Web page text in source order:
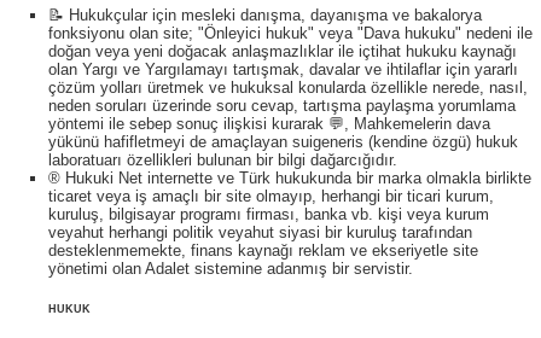
📝 Hukukçular için mesleki danışma, dayanışma ve bakalorya
fonksiyonu olan site; "Önleyici hukuk" veya "Dava hukuku" nedeni ile
doğan veya yeni doğacak anlaşmazlıklar ile içtihat hukuku kaynağı
olan Yargı ve Yargılamayı tartışmak, davalar ve ihtilaflar için yararlı
çözüm yolları üretmek ve hukuksal konularda özellikle nerede, nasıl,
neden soruları üzerinde soru cevap, tartışma paylaşma yorumlama
yöntemi ile sebep sonuç ilişkisi kurarak 💬, Mahkemelerin dava
yükünü hafifletmeyi de amaçlayan suigeneris (kendine özgü) hukuk
laboratuarı özellikleri bulunan bir bilgi dağarcığıdır.
® Hukuki Net internette ve Türk hukukunda bir marka olmakla birlikte
ticaret veya iş amaçlı bir site olmayıp, herhangi bir ticari kurum,
kuruluş, bilgisayar programı firması, banka vb. kişi veya kurum
veyahut herhangi politik veyahut siyasi bir kuruluş tarafından
desteklenmemekte, finans kaynağı reklam ve ekseriyetle site
yönetimi olan Adalet sistemine adanmış bir servistir.
HUKUK